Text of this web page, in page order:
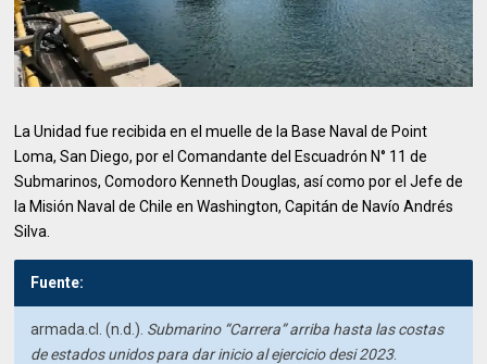
La Unidad fue recibida en el muelle de la Base Naval de Point
Loma, San Diego, por el Comandante del Escuadrón N° 11 de
Submarinos, Comodoro Kenneth Douglas, así como por el Jefe de
la Misión Naval de Chile en Washington, Capitán de Navío Andrés
Silva.
Fuente:
armada.cl. (n.d.). Submarino “Carrera” arriba hasta las costas
de estados unidos para dar inicio al ejercicio desi 2023.